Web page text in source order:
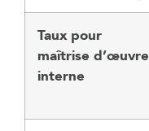
Taux pour
maîtrise d’œuvre
interne